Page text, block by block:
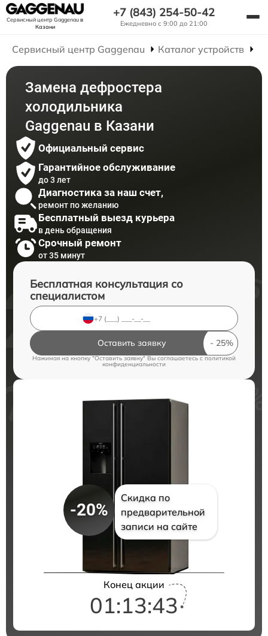
Сервисный центр Gaggenauв
Казани
+7 (843) 254-50-42
Ежедневно с 9:00 до 21:00
Сервисный центр Gaggenau Каталог устройств
Замена дефростера
холодильника
Gaggenau в Казани
Официальный сервис
Гарантийное обслуживание
до 3 лет
Диагностика за наш счет,
ремонт по желанию
Бесплатный выезд курьера
в день обращения
Срочный ремонт
от 35 минут
Бесплатная консультация со
специалистом
Оставить заявку
Нажимая на кнопку "Оставить заявку" Вы соглашаетесь c политикой
конфиденциальности
-20%
Скидка по
предварительной
записи на сайте
Конец акции
01:13:42